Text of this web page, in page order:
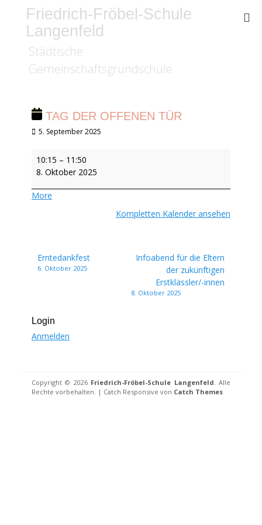
Friedrich-Fröbel-Schule
Langenfeld
Städtische
Gemeinschaftsgrundschule
TAG DER OFFENEN TÜR
Veröffentlicht
5. September 2025
der
offenen
Tür
10:15 – 11:50
8. Oktober 2025
More
Kompletten Kalender ansehen
Beitragsnavigation
Erntedankfest
6. Oktober 2025
Infoabend für die Eltern
der zukünftigen
Erstklässler/-innen
8. Oktober 2025
Login
Anmelden
Copyright © 2026 Friedrich-Fröbel-Schule Langenfeld . Alle
Rechte vorbehalten. | Catch Responsive von Catch Themes